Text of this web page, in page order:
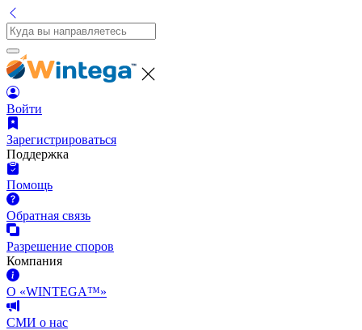
Войти
Зарегистрироваться
Поддержка
Помощь
Обратная связь
Разрешение споров
Компания
О «WINTEGA™»
СМИ о нас